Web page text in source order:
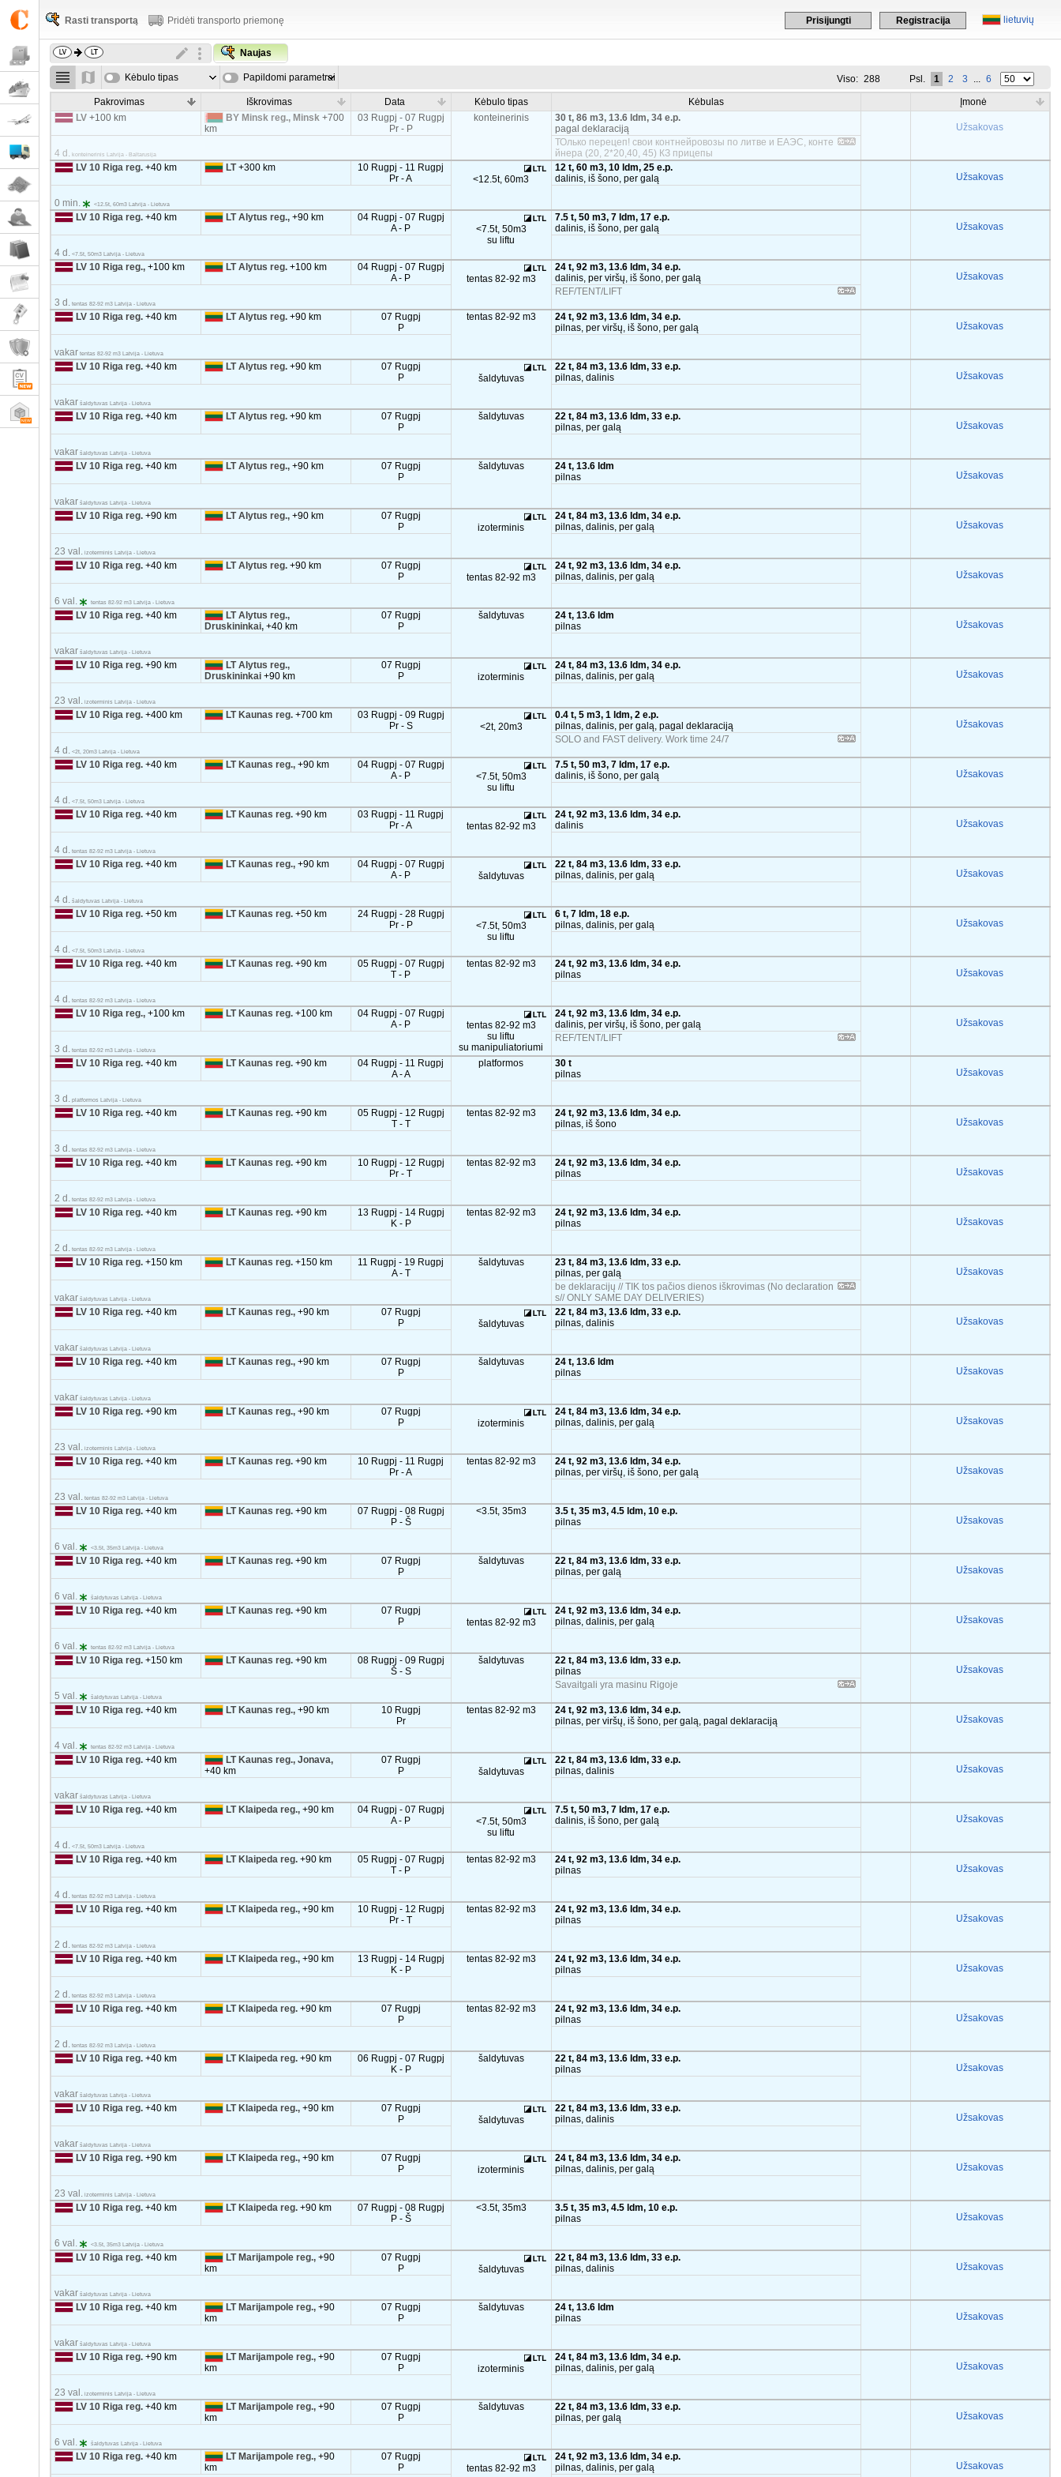
lietuvių
Prisijungti Registracija
Rasti transportą Pridėti transporto priemonę
Naujas
Kėbulo tipas Papildomi parametrai Viso: 288 Psl. 1 2 3 ... 6
Pakrovimas Iškrovimas Data Kėbulo tipas Kėbulas
Įmonė
LV +100 km BY Minsk reg., Minsk +700
km
03 Rugpj - 07 Rugpj
Pr - P
konteinerinis
30 t, 86 m3, 13.6 ldm, 34 e.p.
pagal deklaraciją
Užsakovas
4 d. konteinerinis Latvija - Baltarusija
ТОлько перецеп! свои контнейровозы по литве и ЕАЭС, конте
йнера (20, 2*20,40, 45) КЗ прицепы
LV 10 Riga reg. +40 km LT+300 km
10 Rugpj - 11 Rugpj
Pr - A
<12.5t, 60m3
12 t, 60 m3, 10 ldm, 25 e.p.
dalinis, iš šono, per galą
Užsakovas
0 min. <12.5t, 60m3 Latvija - Lietuva
LV 10 Riga reg. +40 km LT Alytus reg., +90 km
04 Rugpj - 07 Rugpj
A - P
<7.5t, 50m3
su liftu
7.5 t, 50 m3, 7 ldm, 17 e.p.
dalinis, iš šono, per galą
Užsakovas
4 d. <7.5t, 50m3 Latvija - Lietuva
LV 10 Riga reg., +100 km LT Alytus reg. +100 km
04 Rugpj - 07 Rugpj
A - P
tentas 82-92 m3
24 t, 92 m3, 13.6 ldm, 34 e.p.
dalinis, per viršų, iš šono, per galą
Užsakovas
3 d. tentas 82-92 m3 Latvija - Lietuva
REF/TENT/LIFT
LV 10 Riga reg. +40 km LT Alytus reg. +90 km
07 Rugpj
P
tentas 82-92 m3
24 t, 92 m3, 13.6 ldm, 34 e.p.
pilnas, per viršų, iš šono, per galą
Užsakovas
vakar tentas 82-92 m3 Latvija - Lietuva
LV 10 Riga reg. +40 km LT Alytus reg. +90 km
07 Rugpj
P
šaldytuvas
22 t, 84 m3, 13.6 ldm, 33 e.p.
pilnas, dalinis
Užsakovas
vakar šaldytuvas Latvija - Lietuva
LV 10 Riga reg. +40 km LT Alytus reg. +90 km
07 Rugpj
P
šaldytuvas
22 t, 84 m3, 13.6 ldm, 33 e.p.
pilnas, per galą
Užsakovas
vakar šaldytuvas Latvija - Lietuva
LV 10 Riga reg. +40 km LT Alytus reg., +90 km
07 Rugpj
P
šaldytuvas
24 t, 13.6 ldm
pilnas
Užsakovas
vakar šaldytuvas Latvija - Lietuva
LV 10 Riga reg. +90 km LT Alytus reg., +90 km
07 Rugpj
P
izoterminis
24 t, 84 m3, 13.6 ldm, 34 e.p.
pilnas, dalinis, per galą
Užsakovas
23 val. izoterminis Latvija - Lietuva
LV 10 Riga reg. +40 km LT Alytus reg. +90 km
07 Rugpj
P
tentas 82-92 m3
24 t, 92 m3, 13.6 ldm, 34 e.p.
pilnas, dalinis, per galą
Užsakovas
6 val. tentas 82-92 m3 Latvija - Lietuva
LV 10 Riga reg. +40 km
LT Alytus reg.,
Druskininkai, +40 km
07 Rugpj
P
šaldytuvas
24 t, 13.6 ldm
pilnas
Užsakovas
vakar šaldytuvas Latvija - Lietuva
LV 10 Riga reg. +90 km
LT Alytus reg.,
Druskininkai +90 km
07 Rugpj
P
izoterminis
24 t, 84 m3, 13.6 ldm, 34 e.p.
pilnas, dalinis, per galą
Užsakovas
23 val. izoterminis Latvija - Lietuva
LV 10 Riga reg. +400 km LT Kaunas reg. +700 km
03 Rugpj - 09 Rugpj
Pr - S
<2t, 20m3
0.4 t, 5 m3, 1 ldm, 2 e.p.
pilnas, dalinis, per galą, pagal deklaraciją
Užsakovas
4 d. <2t, 20m3 Latvija - Lietuva
SOLO and FAST delivery. Work time 24/7
LV 10 Riga reg. +40 km LT Kaunas reg., +90 km
04 Rugpj - 07 Rugpj
A - P
<7.5t, 50m3
su liftu
7.5 t, 50 m3, 7 ldm, 17 e.p.
dalinis, iš šono, per galą
Užsakovas
4 d. <7.5t, 50m3 Latvija - Lietuva
LV 10 Riga reg. +40 km LT Kaunas reg. +90 km
03 Rugpj - 11 Rugpj
Pr - A
tentas 82-92 m3
24 t, 92 m3, 13.6 ldm, 34 e.p.
dalinis
Užsakovas
4 d. tentas 82-92 m3 Latvija - Lietuva
LV 10 Riga reg. +40 km LT Kaunas reg., +90 km
04 Rugpj - 07 Rugpj
A - P
šaldytuvas
22 t, 84 m3, 13.6 ldm, 33 e.p.
pilnas, dalinis, per galą
Užsakovas
4 d. šaldytuvas Latvija - Lietuva
LV 10 Riga reg. +50 km LT Kaunas reg. +50 km
24 Rugpj - 28 Rugpj
Pr - P
<7.5t, 50m3
su liftu
6 t, 7 ldm, 18 e.p.
pilnas, dalinis, per galą
Užsakovas
4 d. <7.5t, 50m3 Latvija - Lietuva
LV 10 Riga reg. +40 km LT Kaunas reg. +90 km
05 Rugpj - 07 Rugpj
T - P
tentas 82-92 m3
24 t, 92 m3, 13.6 ldm, 34 e.p.
pilnas
Užsakovas
4 d. tentas 82-92 m3 Latvija - Lietuva
LV 10 Riga reg., +100 km LT Kaunas reg. +100 km
04 Rugpj - 07 Rugpj
A - P
tentas 82-92 m3
su liftu
su manipuliatoriumi
24 t, 92 m3, 13.6 ldm, 34 e.p.
dalinis, per viršų, iš šono, per galą
Užsakovas
3 d. tentas 82-92 m3 Latvija - Lietuva
REF/TENT/LIFT
LV 10 Riga reg. +40 km LT Kaunas reg. +90 km
04 Rugpj - 11 Rugpj
A - A
platformos
30 t
pilnas
Užsakovas
3 d. platformos Latvija - Lietuva
LV 10 Riga reg. +40 km LT Kaunas reg. +90 km
05 Rugpj - 12 Rugpj
T - T
tentas 82-92 m3
24 t, 92 m3, 13.6 ldm, 34 e.p.
pilnas, iš šono
Užsakovas
3 d. tentas 82-92 m3 Latvija - Lietuva
LV 10 Riga reg. +40 km LT Kaunas reg. +90 km
10 Rugpj - 12 Rugpj
Pr - T
tentas 82-92 m3
24 t, 92 m3, 13.6 ldm, 34 e.p.
pilnas
Užsakovas
2 d. tentas 82-92 m3 Latvija - Lietuva
LV 10 Riga reg. +40 km LT Kaunas reg. +90 km
13 Rugpj - 14 Rugpj
K - P
tentas 82-92 m3
24 t, 92 m3, 13.6 ldm, 34 e.p.
pilnas
Užsakovas
2 d. tentas 82-92 m3 Latvija - Lietuva
LV 10 Riga reg. +150 km LT Kaunas reg. +150 km
11 Rugpj - 19 Rugpj
A - T
šaldytuvas
23 t, 84 m3, 13.6 ldm, 33 e.p.
pilnas, per galą
Užsakovas
vakar šaldytuvas Latvija - Lietuva
be deklaracijų // TIK tos pačios dienos iškrovimas (No declaration
s// ONLY SAME DAY DELIVERIES)
LV 10 Riga reg. +40 km LT Kaunas reg., +90 km
07 Rugpj
P
šaldytuvas
22 t, 84 m3, 13.6 ldm, 33 e.p.
pilnas, dalinis
Užsakovas
vakar šaldytuvas Latvija - Lietuva
LV 10 Riga reg. +40 km LT Kaunas reg., +90 km
07 Rugpj
P
šaldytuvas
24 t, 13.6 ldm
pilnas
Užsakovas
vakar šaldytuvas Latvija - Lietuva
LV 10 Riga reg. +90 km LT Kaunas reg., +90 km
07 Rugpj
P
izoterminis
24 t, 84 m3, 13.6 ldm, 34 e.p.
pilnas, dalinis, per galą
Užsakovas
23 val. izoterminis Latvija - Lietuva
LV 10 Riga reg. +40 km LT Kaunas reg. +90 km
10 Rugpj - 11 Rugpj
Pr - A
tentas 82-92 m3
24 t, 92 m3, 13.6 ldm, 34 e.p.
pilnas, per viršų, iš šono, per galą
Užsakovas
23 val. tentas 82-92 m3 Latvija - Lietuva
LV 10 Riga reg. +40 km LT Kaunas reg. +90 km
07 Rugpj - 08 Rugpj
P - Š
<3.5t, 35m3
3.5 t, 35 m3, 4.5 ldm, 10 e.p.
pilnas
Užsakovas
6 val. <3.5t, 35m3 Latvija - Lietuva
LV 10 Riga reg. +40 km LT Kaunas reg. +90 km
07 Rugpj
P
šaldytuvas
22 t, 84 m3, 13.6 ldm, 33 e.p.
pilnas, per galą
Užsakovas
6 val. šaldytuvas Latvija - Lietuva
LV 10 Riga reg. +40 km LT Kaunas reg. +90 km
07 Rugpj
P
tentas 82-92 m3
24 t, 92 m3, 13.6 ldm, 34 e.p.
pilnas, dalinis, per galą
Užsakovas
6 val. tentas 82-92 m3 Latvija - Lietuva
LV 10 Riga reg. +150 km LT Kaunas reg. +90 km
08 Rugpj - 09 Rugpj
Š - S
šaldytuvas
22 t, 84 m3, 13.6 ldm, 33 e.p.
pilnas
Užsakovas
5 val. šaldytuvas Latvija - Lietuva
Savaitgali yra masinu Rigoje
LV 10 Riga reg. +40 km LT Kaunas reg., +90 km
10 Rugpj
Pr
tentas 82-92 m3
24 t, 92 m3, 13.6 ldm, 34 e.p.
pilnas, per viršų, iš šono, per galą, pagal deklaraciją
Užsakovas
4 val. tentas 82-92 m3 Latvija - Lietuva
LV 10 Riga reg. +40 km
LT Kaunas reg., Jonava,
+40 km
07 Rugpj
P
šaldytuvas
22 t, 84 m3, 13.6 ldm, 33 e.p.
pilnas, dalinis
Užsakovas
vakar šaldytuvas Latvija - Lietuva
LV 10 Riga reg. +40 km LT Klaipeda reg., +90 km
04 Rugpj - 07 Rugpj
A - P
<7.5t, 50m3
su liftu
7.5 t, 50 m3, 7 ldm, 17 e.p.
dalinis, iš šono, per galą
Užsakovas
4 d. <7.5t, 50m3 Latvija - Lietuva
LV 10 Riga reg. +40 km LT Klaipeda reg. +90 km
05 Rugpj - 07 Rugpj
T - P
tentas 82-92 m3
24 t, 92 m3, 13.6 ldm, 34 e.p.
pilnas
Užsakovas
4 d. tentas 82-92 m3 Latvija - Lietuva
LV 10 Riga reg. +40 km LT Klaipeda reg., +90 km
10 Rugpj - 12 Rugpj
Pr - T
tentas 82-92 m3
24 t, 92 m3, 13.6 ldm, 34 e.p.
pilnas
Užsakovas
2 d. tentas 82-92 m3 Latvija - Lietuva
LV 10 Riga reg. +40 km LT Klaipeda reg., +90 km
13 Rugpj - 14 Rugpj
K - P
tentas 82-92 m3
24 t, 92 m3, 13.6 ldm, 34 e.p.
pilnas
Užsakovas
2 d. tentas 82-92 m3 Latvija - Lietuva
LV 10 Riga reg. +40 km LT Klaipeda reg. +90 km
07 Rugpj
P
tentas 82-92 m3
24 t, 92 m3, 13.6 ldm, 34 e.p.
pilnas
Užsakovas
2 d. tentas 82-92 m3 Latvija - Lietuva
LV 10 Riga reg. +40 km LT Klaipeda reg. +90 km
06 Rugpj - 07 Rugpj
K - P
šaldytuvas
22 t, 84 m3, 13.6 ldm, 33 e.p.
pilnas
Užsakovas
vakar šaldytuvas Latvija - Lietuva
LV 10 Riga reg. +40 km LT Klaipeda reg., +90 km
07 Rugpj
P
šaldytuvas
22 t, 84 m3, 13.6 ldm, 33 e.p.
pilnas, dalinis
Užsakovas
vakar šaldytuvas Latvija - Lietuva
LV 10 Riga reg. +90 km LT Klaipeda reg., +90 km
07 Rugpj
P
izoterminis
24 t, 84 m3, 13.6 ldm, 34 e.p.
pilnas, dalinis, per galą
Užsakovas
23 val. izoterminis Latvija - Lietuva
LV 10 Riga reg. +40 km LT Klaipeda reg. +90 km
07 Rugpj - 08 Rugpj
P - Š
<3.5t, 35m3
3.5 t, 35 m3, 4.5 ldm, 10 e.p.
pilnas
Užsakovas
6 val. <3.5t, 35m3 Latvija - Lietuva
LV 10 Riga reg. +40 km LT Marijampole reg., +90
km
07 Rugpj
P
šaldytuvas
22 t, 84 m3, 13.6 ldm, 33 e.p.
pilnas, dalinis
Užsakovas
vakar šaldytuvas Latvija - Lietuva
LV 10 Riga reg. +40 km LT Marijampole reg., +90
km
07 Rugpj
P
šaldytuvas
24 t, 13.6 ldm
pilnas
Užsakovas
vakar šaldytuvas Latvija - Lietuva
LV 10 Riga reg. +90 km LT Marijampole reg., +90
km
07 Rugpj
P
izoterminis
24 t, 84 m3, 13.6 ldm, 34 e.p.
pilnas, dalinis, per galą
Užsakovas
23 val. izoterminis Latvija - Lietuva
LV 10 Riga reg. +40 km LT Marijampole reg., +90
km
07 Rugpj
P
šaldytuvas
22 t, 84 m3, 13.6 ldm, 33 e.p.
pilnas, per galą
Užsakovas
6 val. šaldytuvas Latvija - Lietuva
LV 10 Riga reg. +40 km LT Marijampole reg., +90
km
07 Rugpj
P
tentas 82-92 m3
24 t, 92 m3, 13.6 ldm, 34 e.p.
pilnas, dalinis, per galą
Užsakovas